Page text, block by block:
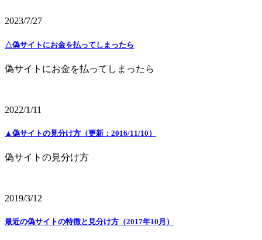
2023/7/27
△偽サイトにお金を払ってしまったら
偽サイトにお金を払ってしまったら
2022/1/11
▲偽サイトの見分け方（更新：2016/11/10）
偽サイトの見分け方
2019/3/12
最近の偽サイトの特徴と見分け方（2017年10月）